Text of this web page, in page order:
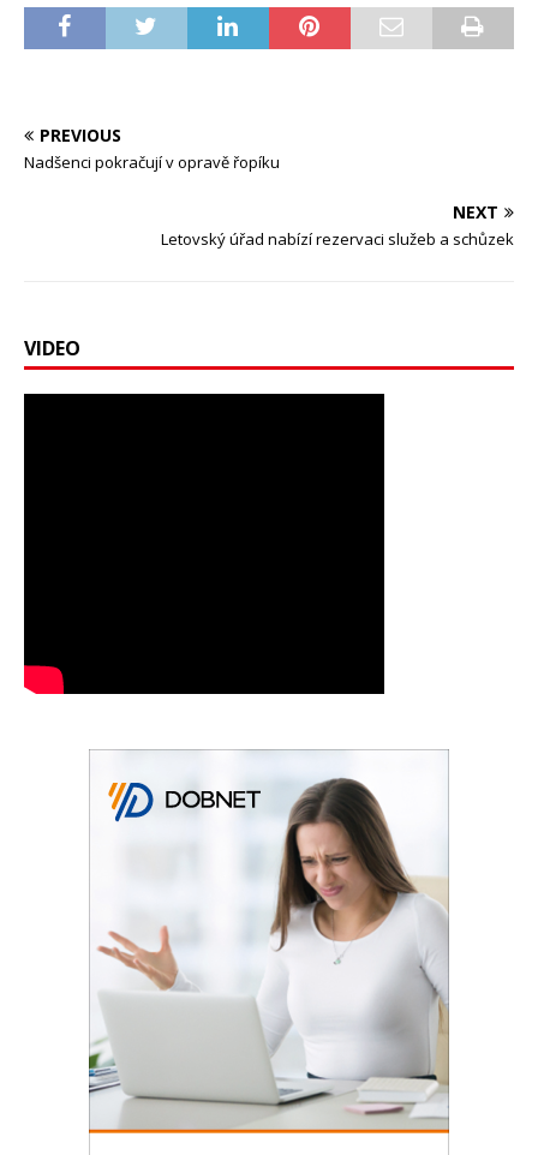
PREVIOUS
Nadšenci pokračují v opravě řopíku
NEXT
Letovský úřad nabízí rezervaci služeb a schůzek
VIDEO